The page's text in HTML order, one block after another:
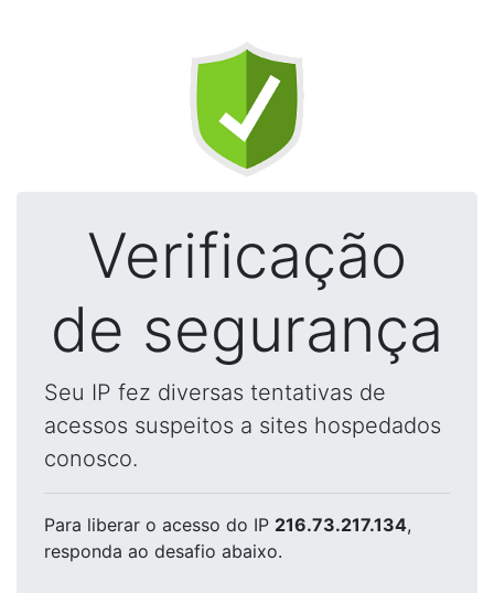
Verificação
de segurança
Seu IP fez diversas tentativas de
acessos suspeitos a sites hospedados
conosco.
Para liberar o acesso do IP 216.73.217.134,
responda ao desafio abaixo.